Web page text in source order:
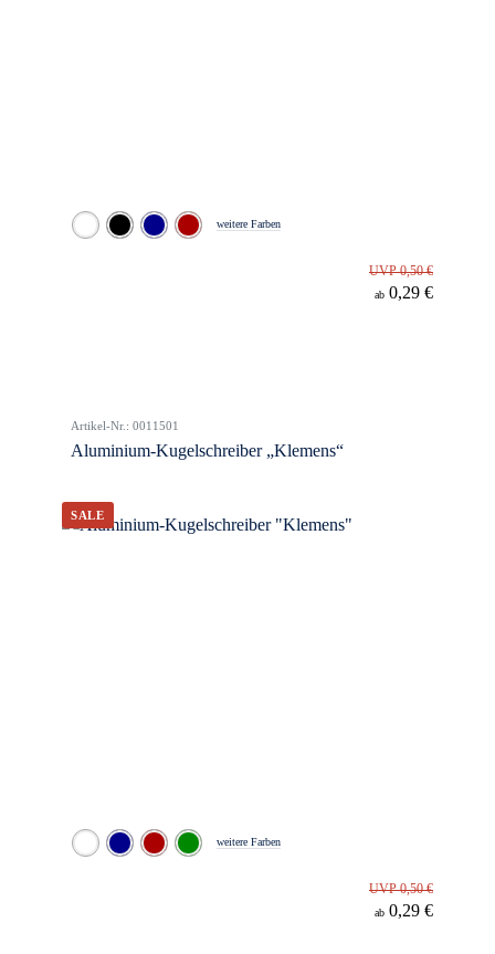
weitere Farben
UVP 0,50 €
ab 0,29 €
Artikel-Nr.: 0011501
Aluminium-Kugelschreiber „Klemens“
weitere Farben
UVP 0,50 €
ab 0,29 €